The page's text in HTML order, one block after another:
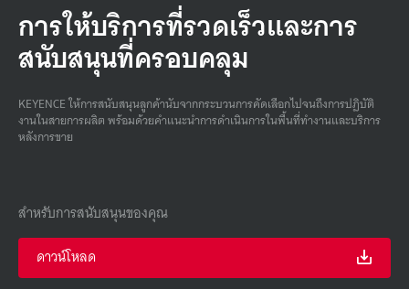
การให้บริการที่รวดเร็วและการ
สนับสนุนที่ครอบคลุม
KEYENCE ให้การสนับสนุนลูกค้านับจากกระบวนการคัดเลือกไปจนถึงการปฏิบัติ
งานในสายการผลิต พร้อมด้วยคําแนะนําการดําเนินการในพื้นที่ทํางานและบริการ
หลังการขาย
สำหรับการสนับสนุนของคุณ
ดาวน์โหลด